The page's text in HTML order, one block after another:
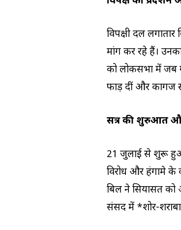
विपक्षी दल लगातार
मांग कर रहे हैं।
को लोकसभा में जब
फाड़ दीं और कागज
सत्र की शुरुआत
21 जुलाई से शुरू हुआ
विरोध और हंगामे के
बिल ने सियासत को
संसद में *शोर-